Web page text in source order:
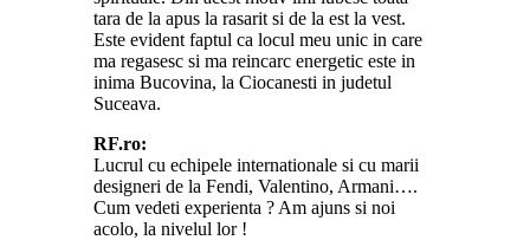
tara de la apus la rasarit si de la est la vest.
Este evident faptul ca locul meu unic in care
ma regasesc si ma reincarc energetic este in
inima Bucovina, la Ciocanesti in judetul
Suceava.
RF.ro:
Lucrul cu echipele internationale si cu marii
designeri de la Fendi, Valentino, Armani….
Cum vedeti experienta ? Am ajuns si noi
acolo, la nivelul lor !